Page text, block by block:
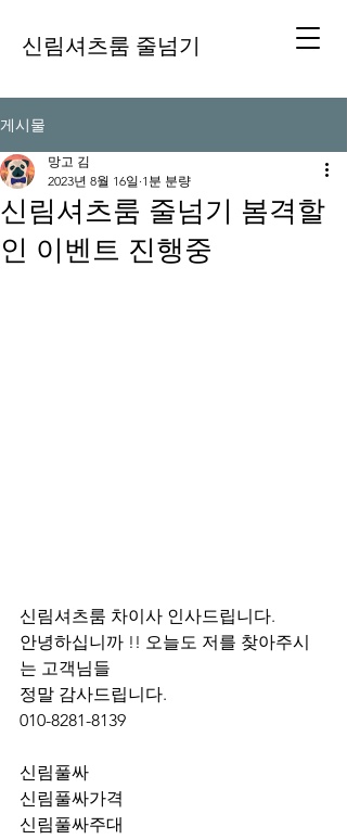
신림셔츠룸 줄넘기
게시물
신림셔츠룸 줄넘기 봄격할
인 이벤트 진행중
망고 김
2023년 8월 16일 1분 분량
신림셔츠룸 차이사 인사드립니다.
안녕하십니까 !! 오늘도 저를 찾아주시
는 고객님들
정말 감사드립니다.
010-8281-8139
신림풀싸
신림풀싸가격
신림풀싸주대